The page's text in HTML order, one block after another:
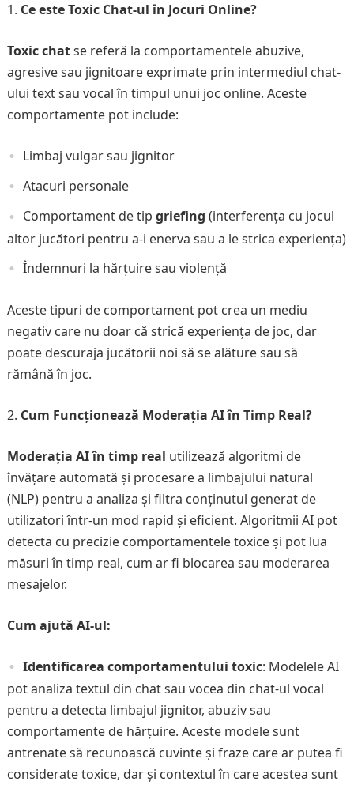
Ce este Toxic Chat-ul în Jocuri Online?
Toxic chatse referă la comportamentele abuzive,
agresive sau jignitoare exprimate prin intermediul chat-
ului text sau vocal în timpul unui joc online. Aceste
comportamente pot include:
Limbaj vulgar sau jignitor
Atacuri personale
Comportament de tip griefing (interferența cu jocul
altor jucători pentru a-i enerva sau a le strica experiența)
Îndemnuri la hărțuire sau violență
Aceste tipuri de comportament pot crea un mediu
negativ care nu doar că strică experiența de joc, dar
poate descuraja jucătorii noi să se alăture sau să
rămână în joc.
Cum Funcționează Moderația AI în Timp Real?
Moderația AI în timp real utilizează algoritmi de
învățare automată și procesare a limbajului natural
(NLP) pentru a analiza și filtra conținutul generat de
utilizatori într-un mod rapid și eficient. Algoritmii AI pot
detecta cu precizie comportamentele toxice și pot lua
măsuri în timp real, cum ar fi blocarea sau moderarea
mesajelor.
Cum ajută AI-ul:
Identificarea comportamentului toxic: Modelele AI
pot analiza textul din chat sau vocea din chat-ul vocal
pentru a detecta limbajul jignitor, abuziv sau
comportamente de hărțuire. Aceste modele sunt
antrenate să recunoască cuvinte și fraze care ar putea fi
considerate toxice, dar și contextul în care acestea sunt